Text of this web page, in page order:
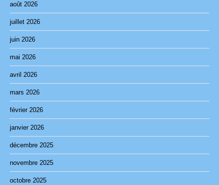
août 2026
juillet 2026
juin 2026
mai 2026
avril 2026
mars 2026
février 2026
janvier 2026
décembre 2025
novembre 2025
octobre 2025